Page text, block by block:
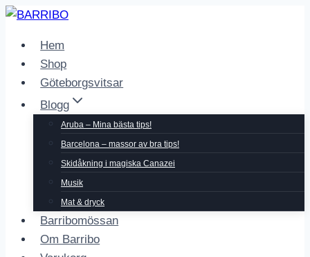
Skip
contentHem
Shop
Göteborgsvitsar
Blogg
Aruba – Mina bästa tips!
Barcelona – massor av bra tips!
Skidåkning i magiska Canazei
Musik
Mat & dryck
Barribomössan
Om Barribo